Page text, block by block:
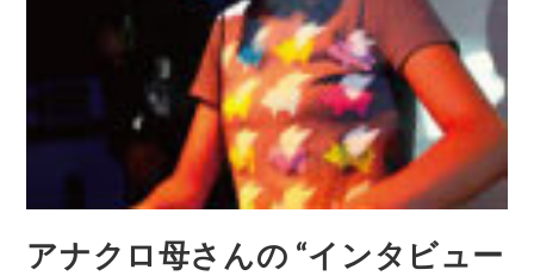
アナクロ母さんの “インタビュー